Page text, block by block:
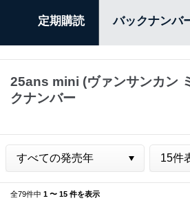
定期購読 バックナンバ
25ans mini (ヴァンサンカン
クナンバー
全79件中 1 〜 15 件を表示